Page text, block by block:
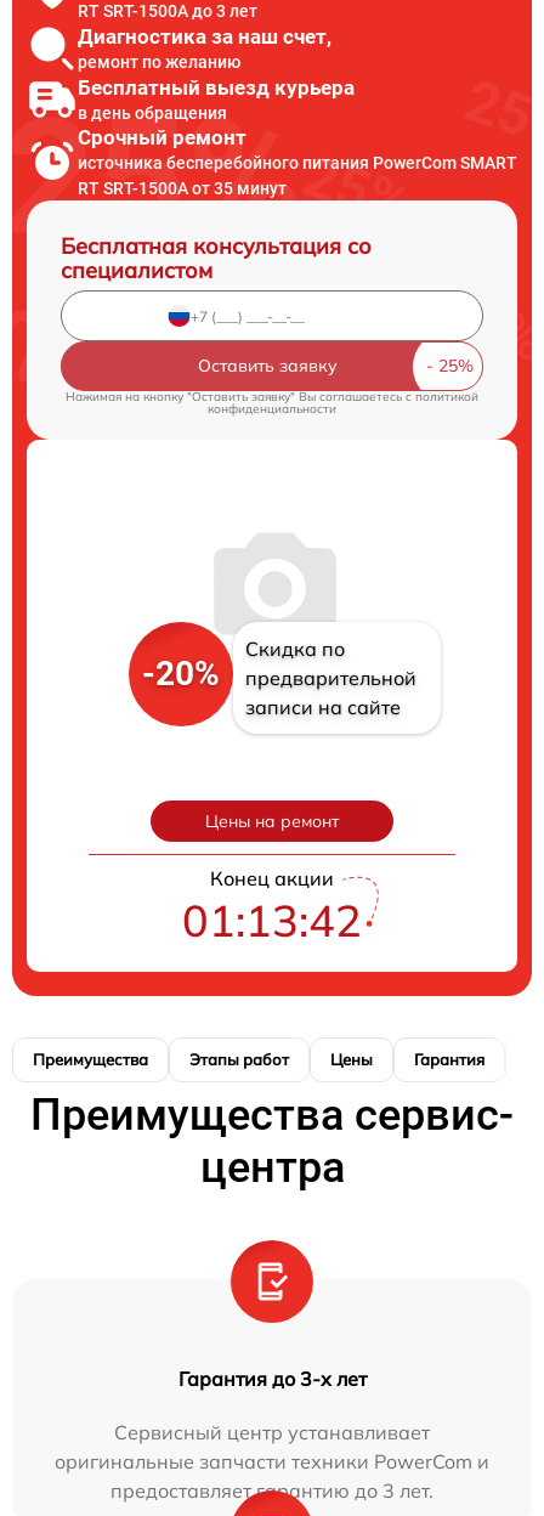
RT SRT-1500A до 3 лет
Диагностика за наш счет,
ремонт по желанию
Бесплатный выезд курьера
в день обращения
Срочный ремонт
источника бесперебойного питания PowerCom SMART
RT SRT-1500A от 35 минут
Бесплатная консультация со
специалистом
Оставить заявку
Нажимая на кнопку "Оставить заявку" Вы соглашаетесь cполитикой
конфиденциальности
-20%
Скидка по
предварительной
записи на сайте
Цены на ремонт
Конец акции
01:13:41
Преимущества Этапы работ Цены Гарантия
Преимущества сервис-
центра
Гарантия до 3-х лет
Сервисный центр устанавливает
оригинальные запчасти техники PowerCom и
предоставляет гарантию до 3 лет.